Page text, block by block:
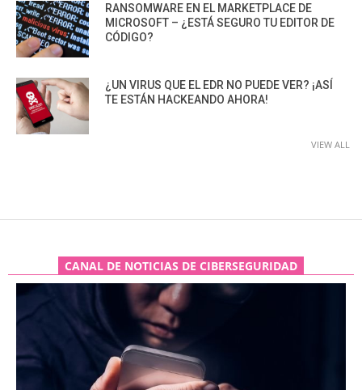
RANSOMWARE EN EL MARKETPLACE DE
MICROSOFT – ¿ESTÁ SEGURO TU EDITOR DE
CÓDIGO?
¿UN VIRUS QUE EL EDR NO PUEDE VER? ¡ASÍ
TE ESTÁN HACKEANDO AHORA!
VIEW ALL
CANAL DE NOTICIAS DE CIBERSEGURIDAD